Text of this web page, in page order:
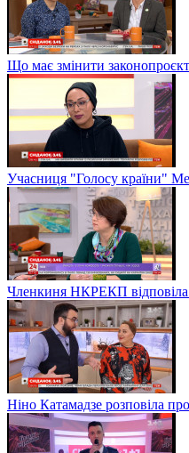
Що має змінити
Учасниця "Голосу країни"
Членкиня НКРЕКП відповіла
Ніно Катамадзе розповіла